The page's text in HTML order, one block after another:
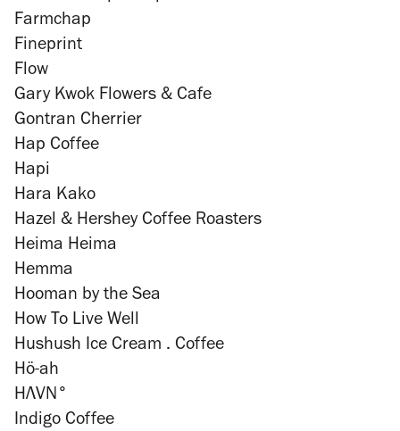
Farmchap
Fineprint
Flow
Gary Kwok Flowers & Cafe
Gontran Cherrier
Hap Coffee
Hapi
Hara Kako
Hazel & Hershey Coffee Roasters
Heima Heima
Hemma
Hooman by the Sea
How To Live Well
Hushush Ice Cream . Coffee
Hö-ah
HΛVN°
Indigo Coffee